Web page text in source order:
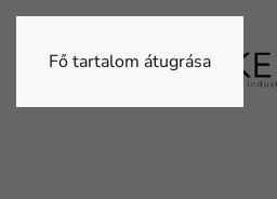
Fő tartalom átugrása